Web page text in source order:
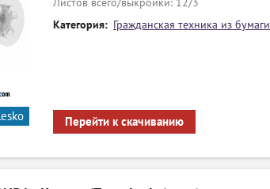
Листов всего/выкройки: 12/3
Категория: Гражданская техника из бумаги
Перейти к скачиванию